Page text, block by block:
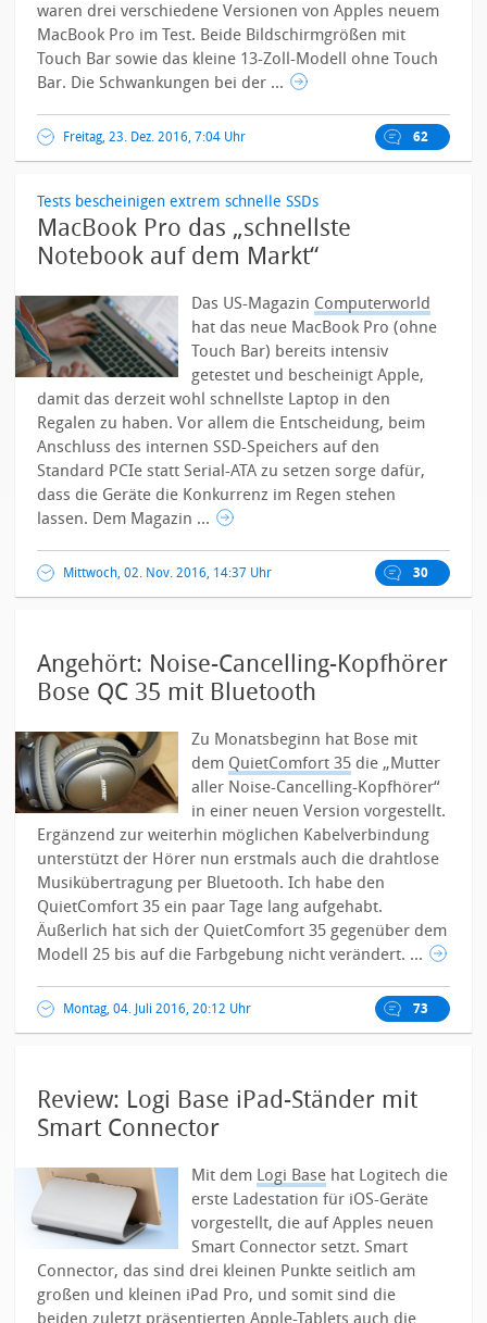
waren drei verschiedene Versionen von Apples neuem
MacBook Pro im Test. Beide Bildschirmgrößen mit
Touch Bar sowie das kleine 13-Zoll-Modell ohne Touch
Bar. Die Schwankungen bei der ...
Freitag, 23. Dez. 2016, 7:04 Uhr 62
Tests bescheinigen extrem schnelle SSDs
MacBook Pro das „schnellste
Notebook auf dem Markt“
Das US-Magazin Computerworld
hat das neue MacBook Pro (ohne
Touch Bar) bereits intensiv
getestet und bescheinigt Apple,
damit das derzeit wohl schnellste Laptop in den
Regalen zu haben. Vor allem die Entscheidung, beim
Anschluss des internen SSD-Speichers auf den
Standard PCIe statt Serial-ATA zu setzen sorge dafür,
dass die Geräte die Konkurrenz im Regen stehen
lassen. Dem Magazin ...
Mittwoch, 02. Nov. 2016, 14:37 Uhr 30
Angehört: Noise-Cancelling-Kopfhörer
Bose QC 35 mit Bluetooth
Zu Monatsbeginn hat Bose mit
dem QuietComfort 35 die „Mutter
aller Noise-Cancelling-Kopfhörer“
in einer neuen Version vorgestellt.
Ergänzend zur weiterhin möglichen Kabelverbindung
unterstützt der Hörer nun erstmals auch die drahtlose
Musikübertragung per Bluetooth. Ich habe den
QuietComfort 35 ein paar Tage lang aufgehabt.
Äußerlich hat sich der QuietComfort 35 gegenüber dem
Modell 25 bis auf die Farbgebung nicht verändert. ...
Montag, 04. Juli 2016, 20:12 Uhr 73
Review: Logi Base iPad-Ständer mit
Smart Connector
Mit dem Logi Base hat Logitech die
erste Ladestation für iOS-Geräte
vorgestellt, die auf Apples neuen
Smart Connector setzt. Smart
Connector, das sind drei kleinen Punkte seitlich am
großen und kleinen iPad Pro, und somit sind die
beiden zuletzt präsentierten Apple-Tablets auch die